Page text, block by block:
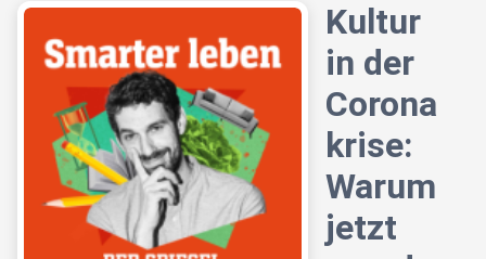
Kultur
in der
Corona
krise:
Warum
jetzt